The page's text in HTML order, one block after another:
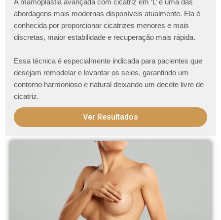
A mamoplastia avançada com cicatriz em ‘L’é uma das
abordagens mais modernas disponíveis atualmente. Ela é
conhecida por proporcionar cicatrizes menores e mais
discretas, maior estabilidade e recuperação mais rápida.
Essa técnica é especialmente indicada para pacientes que
desejam remodelar e levantar os seios, garantindo um
contorno harmonioso e naturaldeixando um decote livre de
cicatriz.
Ver Resultados